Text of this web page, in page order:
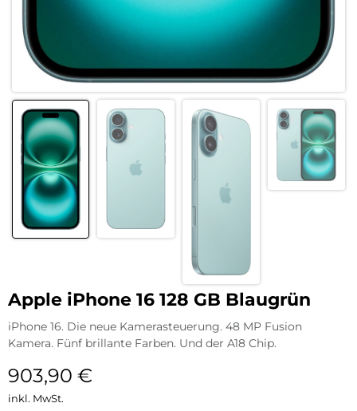
Apple iPhone 16 128 GB Blaugrün
iPhone 16. Die neue Kamerasteuerung. 48 MP Fusion
Kamera. Fünf brillante Farben. Und der A18 Chip.
903,90 €
inkl. MwSt.